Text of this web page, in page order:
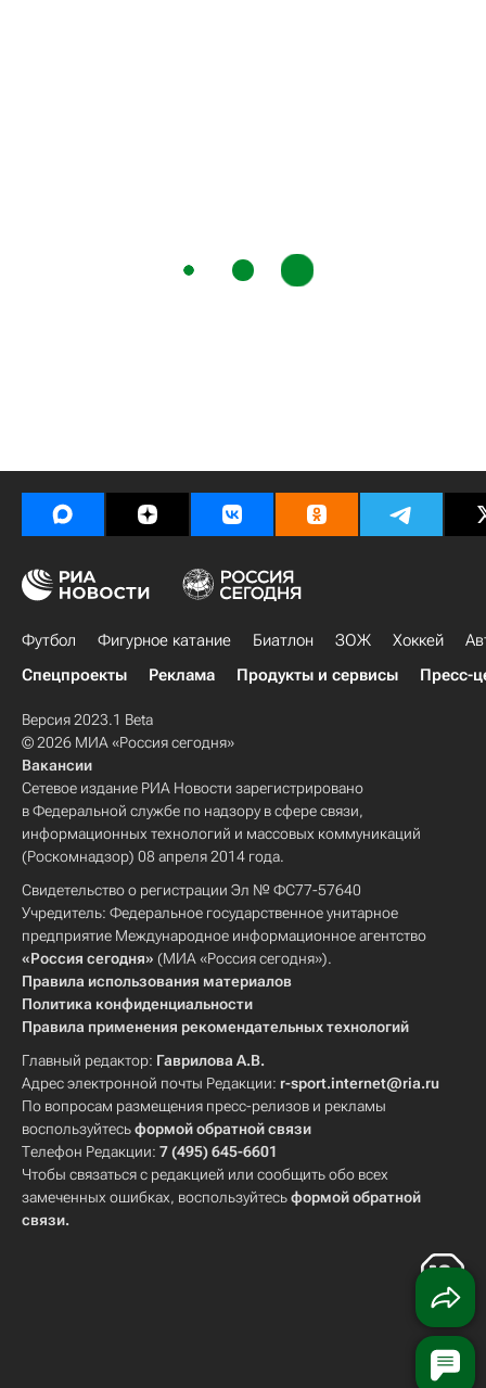
Футбол Фигурное катание Биатлон ЗОЖ Хоккей
Спецпроекты
Реклама Продукты и сервисы Пресс-
Версия 2023.1 Beta
© 2026 МИА «Россия сегодня»
Вакансии
Сетевое издание РИА Новости зарегистрировано
в Федеральной службе по надзору в сфере связи,
информационных технологий и массовых коммуникаций
(Роскомнадзор) 08 апреля 2014 года.
Свидетельство о регистрации Эл № ФС77-57640
Учредитель: Федеральное государственное унитарное
предприятие Международное информационное агентство
«Россия сегодня» (МИА «Россия сегодня»).
Правила использования материалов
Политика конфиденциальности
Правила применения рекомендательных технологий
Главный редактор: Гаврилова А.В.
Адрес электронной почты Редакции: r-sport.internet@ria.ru
По вопросам размещения пресс-релизов и рекламы
воспользуйтесьформой обратной связи
Телефон Редакции: 7 (495) 645-6601
Чтобы связаться с редакцией или сообщить обо всех
замеченных ошибках, воспользуйтесьформой обратной
связи.